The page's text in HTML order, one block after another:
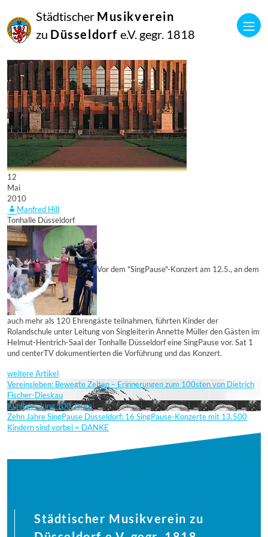
Städtischer Musikverein
zu Düsseldorf e.V. gegr. 1818
12
Mai
2010
Manfred Hill
Tonhalle Düsseldorf
Vor dem "SingPause"-Konzert am 12.5., an dem
auch mehr als 120 Ehrengäste teilnahmen, führten Kinder der
Rolandschule unter Leitung von Singleiterin Annette Müller den Gästen im
Helmut-Hentrich-Saal der Tonhalle Düsseldorf eine SingPause vor. Sat 1
und centerTV dokumentierten die Vorführung und das Konzert.
weitere Artikel
Vereinsleben: Bewegte Zeiten – Erinnerungen zum 100sten von Dietrich
Fischer-Dieskau
Kunibert Jung 100 Jahre
Zehn Jahre SingPause Düsseldorf: 16 SingPause-Konzerte mit 13.500
Kindern sind vorbei = DANKE
Städtischer Musikverein zu